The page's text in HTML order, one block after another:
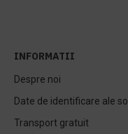
INFORMATII
Despre noi
Date de identificare ale
Transport gratuit